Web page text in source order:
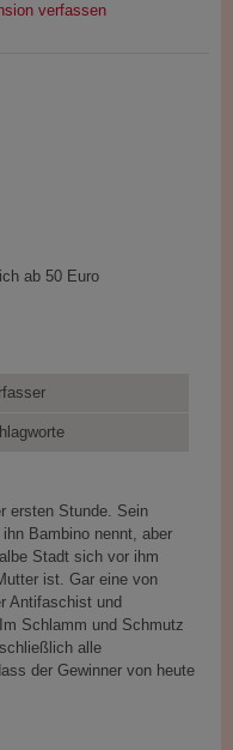
verfassen
ab 50 Euro
ersten Stunde. Sein
Bambino nennt, aber
Stadt sich vor ihm
ist. Gar eine von
Antifaschist und
Schlamm und Schmutz
alle
der Gewinner von heute